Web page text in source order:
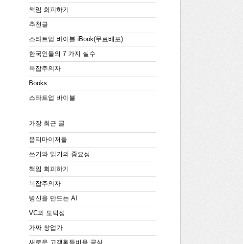
책임 회피하기
추천글
스타트업 바이블 iBook(무료배포)
한국인들의 7 가지 실수
복잡주의자
Books
스타트업 바이블
가장 최근 글
옵티마이저들
쓰기와 읽기의 중요성
책임 회피하기
복잡주의자
병신을 만드는 AI
VC의 도덕성
가짜 창업가
새로운 고객획득비용 공식